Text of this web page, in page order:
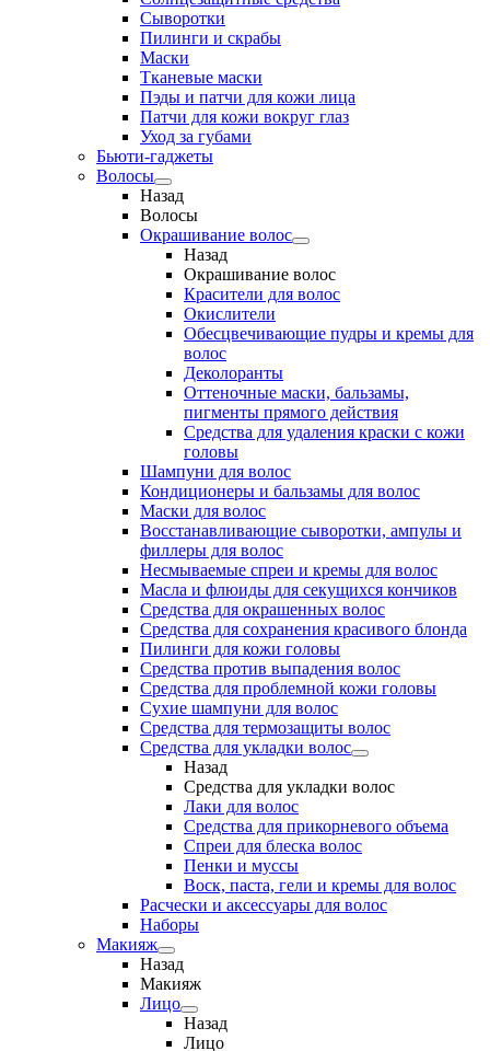
Сыворотки
Пилинги и скрабы
Маски
Тканевые маски
Пэды и патчи для кожи лица
Патчи для кожи вокруг глаз
Уход за губами
Бьюти-гаджеты
Волосы
Назад
Волосы
Окрашивание волос
Назад
Окрашивание волос
Красители для волос
Окислители
Обесцвечивающие пудры и кремы для
волос
Деколоранты
Оттеночные маски, бальзамы,
пигменты прямого действия
Средства для удаления краски с кожи
головы
Шампуни для волос
Кондиционеры и бальзамы для волос
Маски для волос
Восстанавливающие сыворотки, ампулы и
филлеры для волос
Несмываемые спреи и кремы для волос
Масла и флюиды для секущихся кончиков
Средства для окрашенных волос
Средства для сохранения красивого блонда
Пилинги для кожи головы
Средства против выпадения волос
Средства для проблемной кожи головы
Сухие шампуни для волос
Средства для термозащиты волос
Средства для укладки волос
Назад
Средства для укладки волос
Лаки для волос
Средства для прикорневого объема
Спреи для блеска волос
Пенки и муссы
Воск, паста, гели и кремы для волос
Расчески и аксессуары для волос
Наборы
Макияж
Назад
Макияж
Лицо
Назад
Лицо